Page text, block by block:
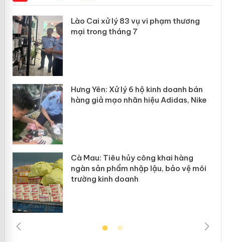
Lào Cai xử lý 83 vụ vi phạm thương
mại trong tháng 7
Hưng Yên: Xử lý 6 hộ kinh doanh bán
hàng giả mạo nhãn hiệu Adidas, Nike
Cà Mau: Tiêu hủy công khai hàng
ngàn sản phẩm nhập lậu, bảo vệ môi
trường kinh doanh